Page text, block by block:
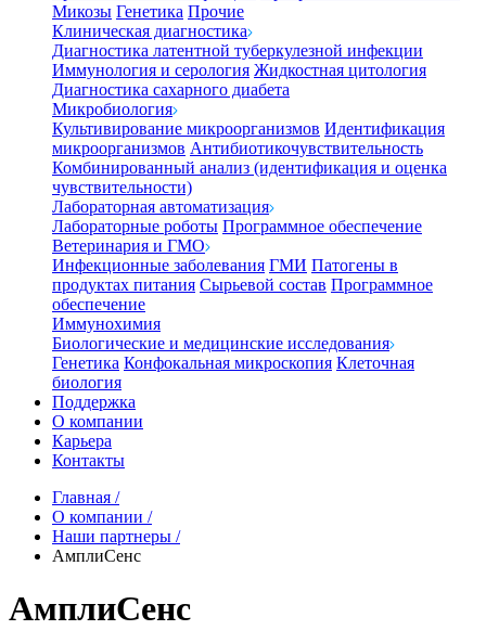
Микозы Генетика Прочие
Клиническая диагностика
Диагностика латентной туберкулезной инфекции
Иммунология и серология Жидкостная цитология
Диагностика сахарного диабета
Микробиология
Культивирование микроорганизмов Идентификация
микроорганизмов Антибиотикочувствительность
Комбинированный анализ (идентификация и оценка
чувствительности)
Лабораторная автоматизация
Лабораторные роботы Программное обеспечение
Ветеринария и ГМО
Инфекционные заболевания ГМИ Патогены в
продуктах питания Сырьевой состав Программное
обеспечение
Иммунохимия
Биологические и медицинские исследования
Генетика Конфокальная микроскопия Клеточная
биология
Поддержка
О компании
Карьера
Контакты
Главная /
О компании /
Наши партнеры /
АмплиСенс
АмплиСенс